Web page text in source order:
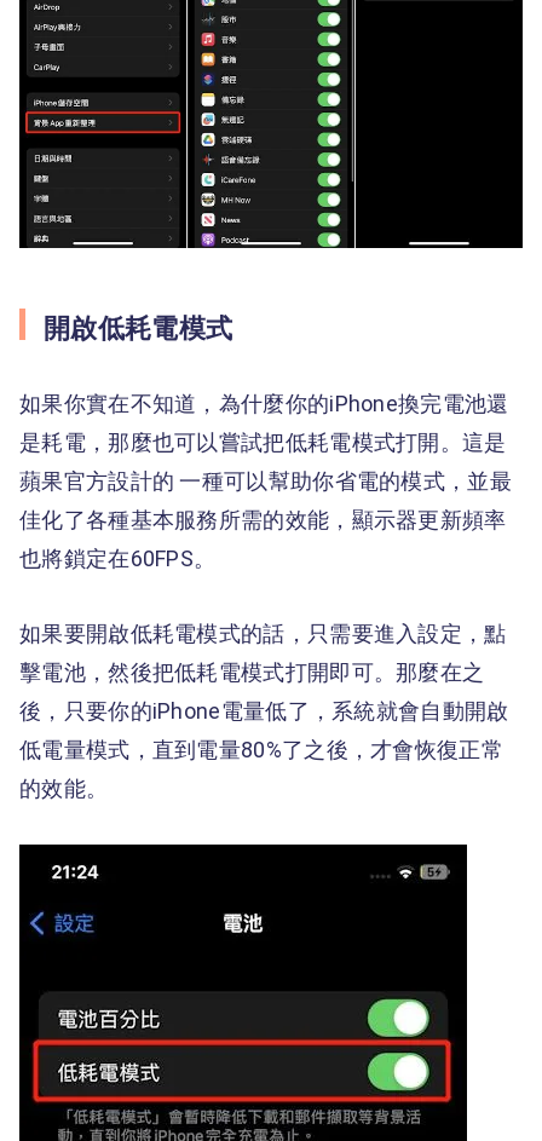
開啟低耗電模式
如果你實在不知道，為什麼你的iPhone換完電池還
是耗電，那麼也可以嘗試把低耗電模式打開。這是
蘋果官方設計的 一種可以幫助你省電的模式，並最
佳化了各種基本服務所需的效能，顯示器更新頻率
也將鎖定在60FPS。
如果要開啟低耗電模式的話，只需要進入設定，點
擊電池，然後把低耗電模式打開即可。那麼在之
後，只要你的iPhone電量低了，系統就會自動開啟
低電量模式，直到電量80%了之後，才會恢復正常
的效能。